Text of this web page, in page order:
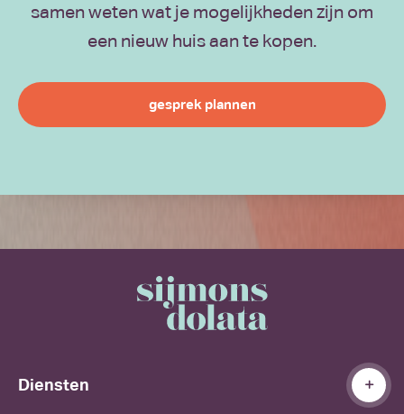
samen weten wat je mogelijkheden zijn om
een nieuw huis aan te kopen.
gesprek plannen
Diensten